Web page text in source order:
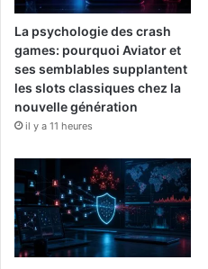
La psychologie des crash
games: pourquoi Aviator et
ses semblables supplantent
les slots classiques chez la
nouvelle génération
il y a 11 heures